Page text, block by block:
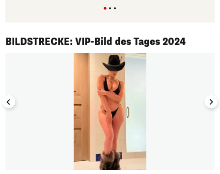
BILDSTRECKE: VIP-Bild des Tages 2024
1/50